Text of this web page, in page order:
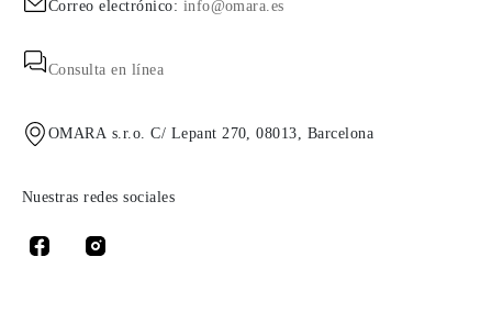
Correo electrónico: info@omara.es
Consulta en línea
OMARA s.r.o. C/ Lepant 270, 08013, Barcelona
Nuestras redes sociales